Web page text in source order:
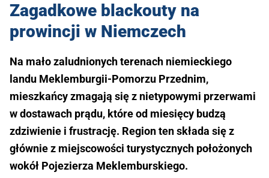
Zagadkowe blackouty na
prowincji w Niemczech
Na mało zaludnionych terenach niemieckiego
landu Meklemburgii-Pomorzu Przednim,
mieszkańcy zmagają się z nietypowymi przerwami
w dostawach prądu, które od miesięcy budzą
zdziwienie i frustrację. Region ten składa się z
głównie z miejscowości turystycznych położonych
wokół Pojezierza Meklemburskiego.